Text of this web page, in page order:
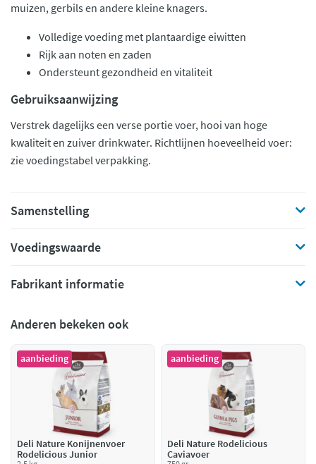
muizen, gerbils en andere kleine knagers.
Volledige voeding met plantaardige eiwitten
Rijk aan noten en zaden
Ondersteunt gezondheid en vitaliteit
Gebruiksaanwijzing
Verstrek dagelijks een verse portie voer, hooi van hoge
kwaliteit en zuiver drinkwater. Richtlijnen hoeveelheid voer:
zie voedingstabel verpakking.
Samenstelling
Voedingswaarde
Fabrikant informatie
Anderen bekeken ook
aanbieding
Deli Nature Konijnenvoer
Rodelicious Junior
aanbieding
Deli Nature Rodelicious
Caviavoer